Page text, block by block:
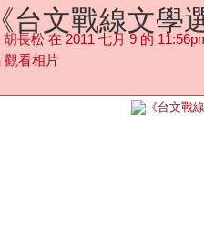
《台文戰線文學
胡長松在 2011 七月 9 的
觀看相片